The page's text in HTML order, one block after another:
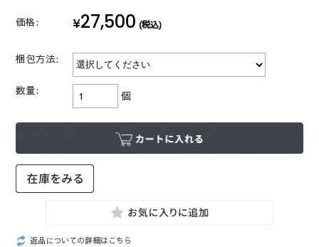
価格: ¥27,500 (税込)
梱包方法:
数量: 個
返品についての詳細はこちら